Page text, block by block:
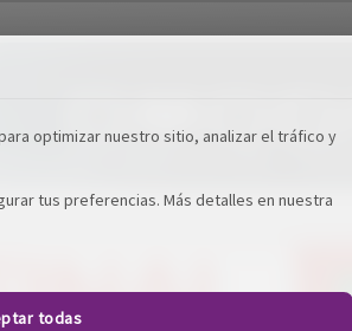
optimizar nuestro sitio, analizar el tráfico y
tus preferencias. Más detalles en nuestra
todas